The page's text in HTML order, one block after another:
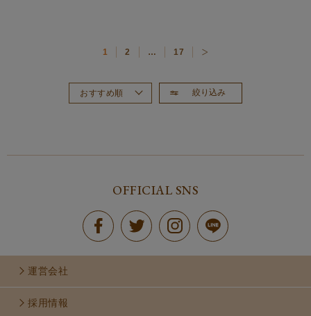
絞り込み
おすすめ順
1 2 … 17
OFFICIAL SNS
運営会社
採用情報